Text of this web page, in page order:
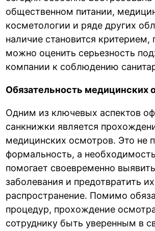
общественном питании,
косметологии и ряде других
наличие становится критерием,
можно оценить серьезность
компании к соблюдению
Обязательность медицинских
Одним из ключевых аспектов
санкнижки является
медицинских осмотров. Это не
формальность, а
помогает своевременно
заболевания и предотвратить их
распространение. Помимо
процедур, прохождение
сотруднику быть уверенным в